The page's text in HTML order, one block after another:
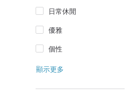
日常休閒
優雅
個性
顯示更多